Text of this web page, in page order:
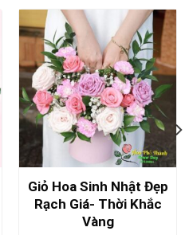
Giỏ Hoa Sinh Nhật Đẹp
Rạch Giá- Thời Khắc
Vàng